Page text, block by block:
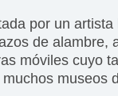
por un
de
móviles cuyo